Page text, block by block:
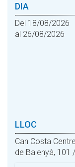
DIA
Del 18/08/2026
al 26/08/2026
LLOC
Can Costa
de Balenyà, 101